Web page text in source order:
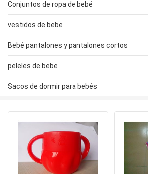
Conjuntos de ropa de bebé
vestidos de bebe
Bebé pantalones y pantalones cortos
peleles de bebe
Sacos de dormir para bebés